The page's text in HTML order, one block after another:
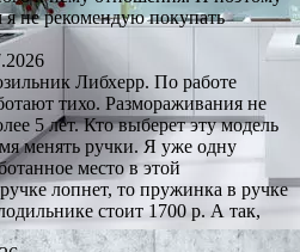
не рекомендую покупать
Либхерр. По работе
тихо. Размораживания не
5 лет. Кто выберет эту модель
менять ручки. Я уже одну
место в этой
лопнет, то пружинка в ручке
стоит 1700 р. А так,